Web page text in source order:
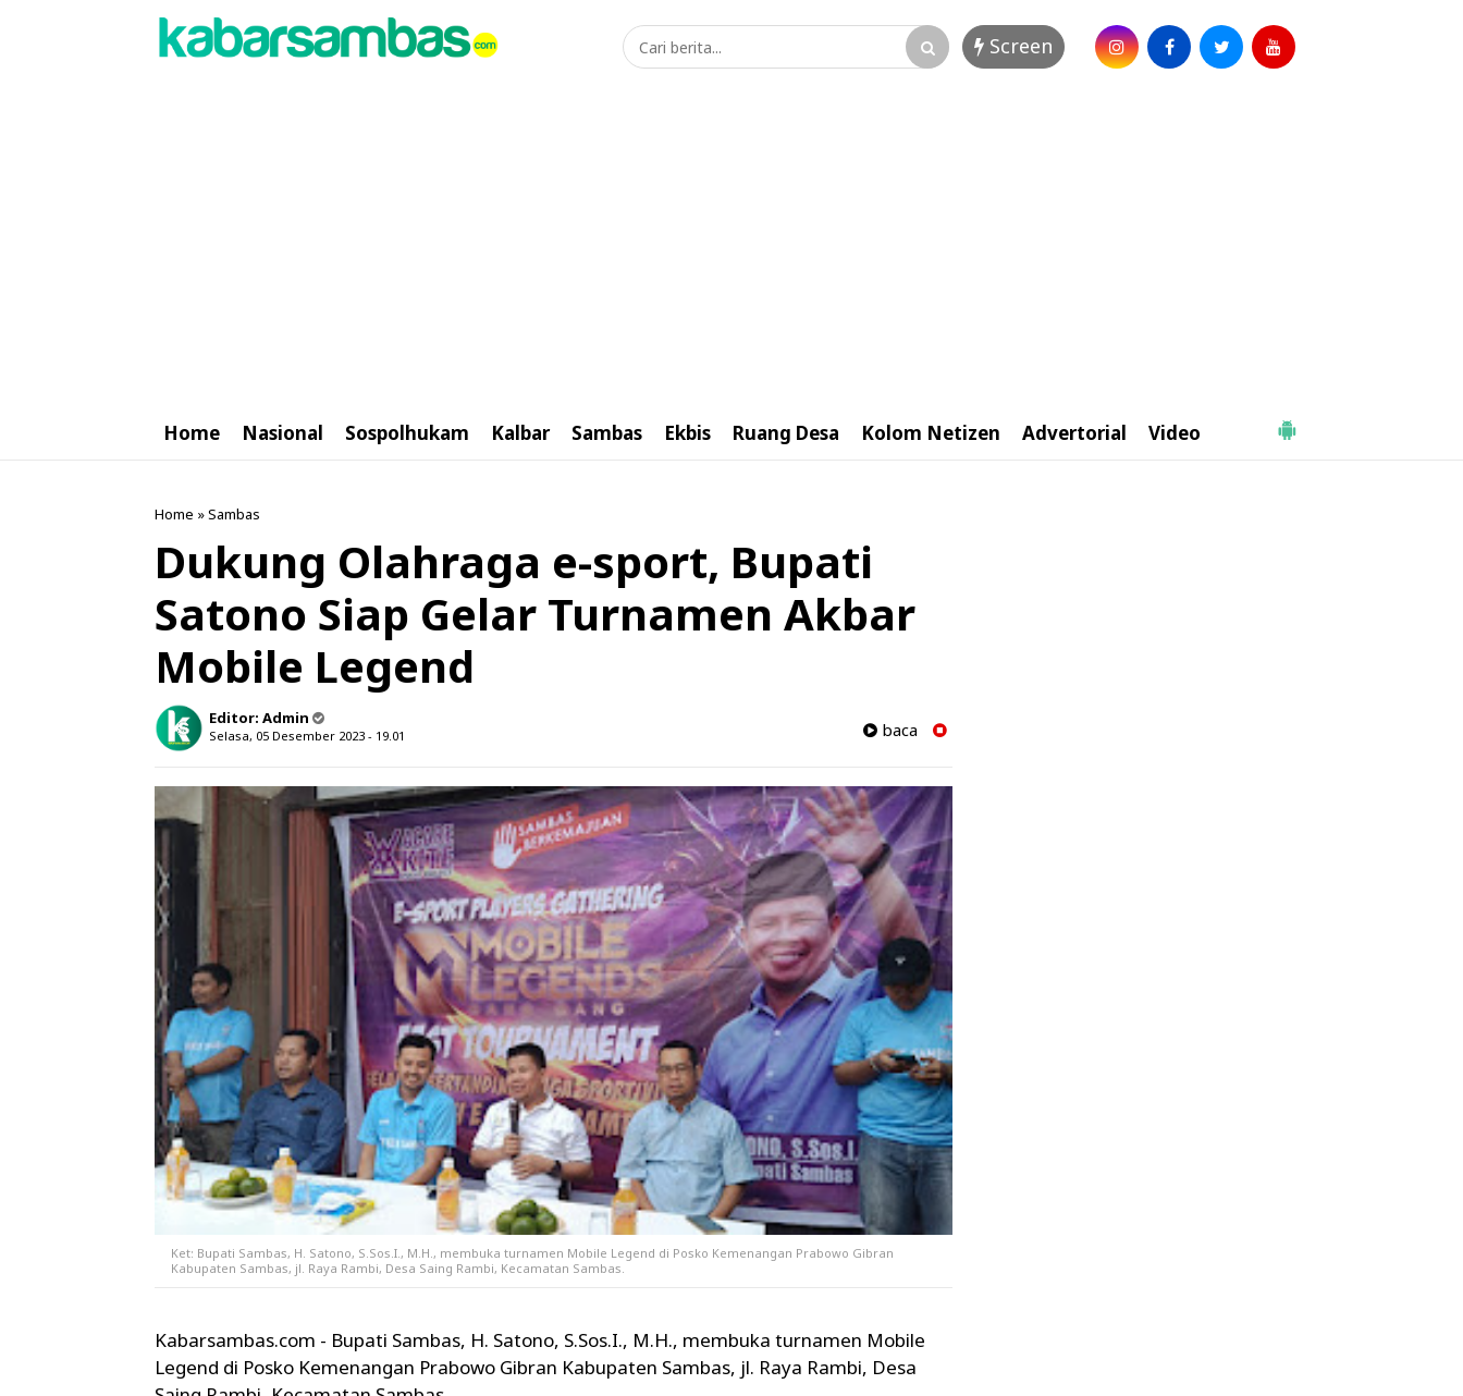
Screen
Home Nasional Sospolhukam Kalbar Sambas Ekbis Ruang Desa Kolom Netizen Advertorial Video
Home »Sambas
Dukung Olahraga e-sport, Bupati
Satono Siap Gelar Turnamen Akbar
Mobile Legend
Editor: Admin
Selasa, 05 Desember 2023 - 19.01 baca
Ket: Bupati Sambas, H. Satono, S.Sos.I., M.H., membuka turnamen Mobile Legend di Posko Kemenangan Prabowo Gibran
Kabupaten Sambas, jl. Raya Rambi, Desa Saing Rambi, Kecamatan Sambas.
Kabarsambas.com - Bupati Sambas, H. Satono, S.Sos.I., M.H., membuka turnamen Mobile
Legend di Posko Kemenangan Prabowo Gibran Kabupaten Sambas, jl. Raya Rambi, Desa